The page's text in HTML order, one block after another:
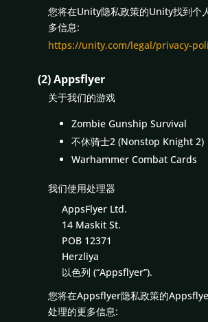
您将在Unity隐私政策的Unity找到个
多信息:
https://unity.com/legal/privacy-
(2) Appsflyer
关于我们的游戏
Zombie Gunship Survival
不休骑士2 (Nonstop Knight 2)
Warhammer Combat Cards
我们使用处理器
AppsFlyer Ltd.
14 Maskit St.
POB 12371
Herzliya
以色列 (“Appsflyer”).
您将在Appsflyer隐私政策的
处理的更多信息: